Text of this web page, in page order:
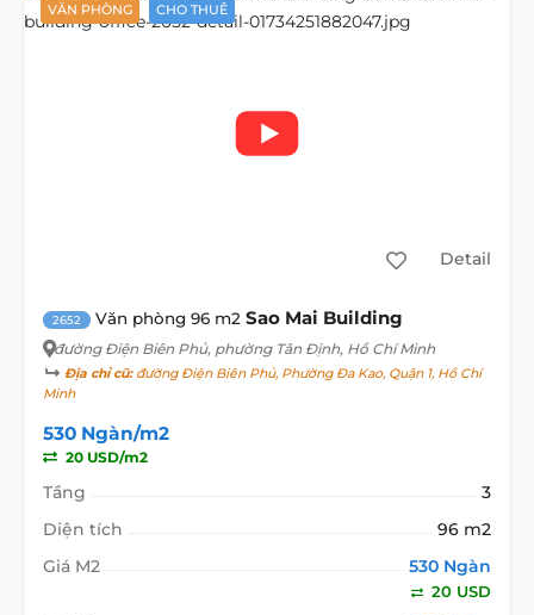
VĂN PHÒNG CHO THUÊ
Detail
2652 Văn phòng 96 m2 Sao Mai Building
đường Điện Biên Phủ, phường Tân Định, Hồ Chí Minh
Địa chỉ cũ:đường Điện Biên Phủ, Phường Đa Kao, Quận 1, Hồ Chí
Minh
530 Ngàn/m2
20 USD/m2
Tầng
3
Diện tích
96 m2
Giá M2
530 Ngàn
20 USD